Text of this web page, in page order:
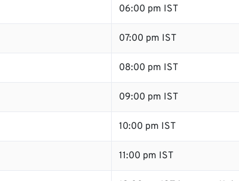
06:00 pm IST
07:00 pm IST
08:00 pm IST
09:00 pm IST
10:00 pm IST
11:00 pm IST